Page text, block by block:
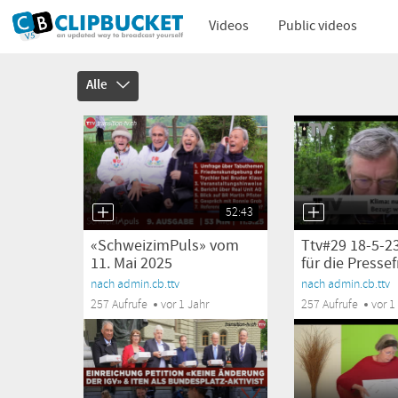
Videos Public videos
Alle
52:43
«SchweizimPuls» vom
11. Mai 2025
nach admin.cb.ttv
257 Aufrufe
vor 1 Jahr
Ttv#29 18-5-
für die
nach admin.cb.ttv
257 Aufrufe
vor